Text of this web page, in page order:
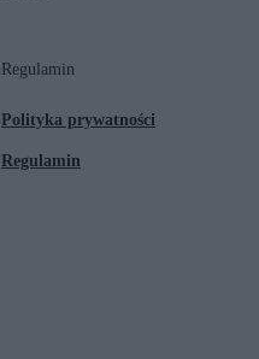
Regulamin
Polityka prywatności
Regulamin